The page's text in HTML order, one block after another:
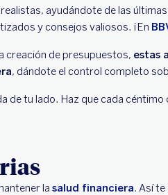
ayudándote de las
y consejos valiosos. ¡En
creación de presupuestos, estas
, dándote el control completo
de tu lado. Haz que cada
la salud financiera. Así